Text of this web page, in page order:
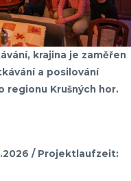
krajina je zaměřen
a posilování
regionu Krušných hor.
/ Projektlaufzeit: